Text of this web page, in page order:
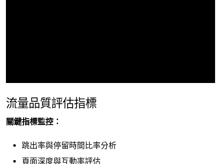
流量品質評估指標
關鍵指標監控：
跳出率與停留時間比率分析
頁面深度與互動率評估